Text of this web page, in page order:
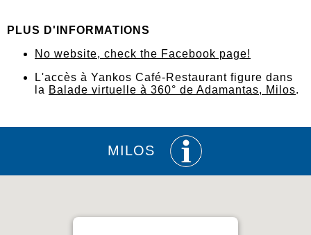
PLUS D'INFORMATIONS
No website, check the Facebook page!
L'accès à Yankos Café-Restaurant figure dans
la Balade virtuelle à 360° de Adamantas, Milos.
MILOS